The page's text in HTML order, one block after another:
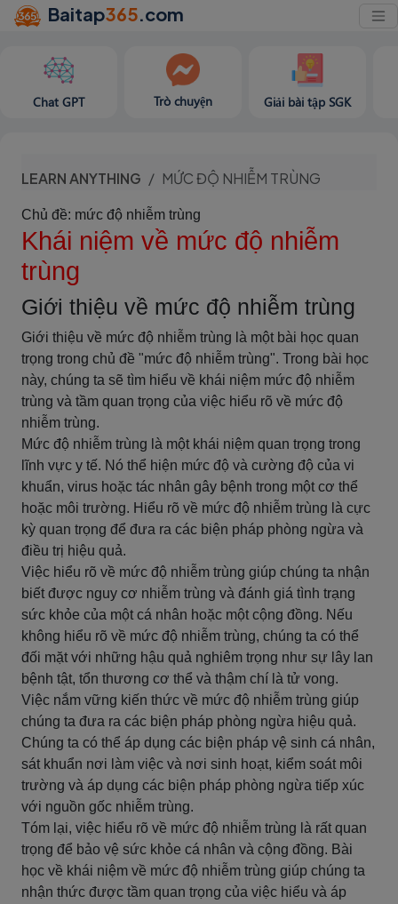
Baitap365.com
Chat GPT Trò chuyện Giải bài tập SGK
LEARN ANYTHING MỨC ĐỘ NHIỄM TRÙNG
Chủ đề: mức độ nhiễm trùng
Khái niệm về mức độ nhiễm
trùng
Giới thiệu về mức độ nhiễm trùng
Giới thiệu về mức độ nhiễm trùng là một bài học quan
trọng trong chủ đề "mức độ nhiễm trùng". Trong bài học
này, chúng ta sẽ tìm hiểu về khái niệm mức độ nhiễm
trùng và tầm quan trọng của việc hiểu rõ về mức độ
nhiễm trùng.
Mức độ nhiễm trùng là một khái niệm quan trọng trong
lĩnh vực y tế. Nó thể hiện mức độ và cường độ của vi
khuẩn, virus hoặc tác nhân gây bệnh trong một cơ thể
hoặc môi trường. Hiểu rõ về mức độ nhiễm trùng là cực
kỳ quan trọng để đưa ra các biện pháp phòng ngừa và
điều trị hiệu quả.
Việc hiểu rõ về mức độ nhiễm trùng giúp chúng ta nhận
biết được nguy cơ nhiễm trùng và đánh giá tình trạng
sức khỏe của một cá nhân hoặc một cộng đồng. Nếu
không hiểu rõ về mức độ nhiễm trùng, chúng ta có thể
đối mặt với những hậu quả nghiêm trọng như sự lây lan
bệnh tật, tổn thương cơ thể và thậm chí là tử vong.
Việc nắm vững kiến thức về mức độ nhiễm trùng giúp
chúng ta đưa ra các biện pháp phòng ngừa hiệu quả.
Chúng ta có thể áp dụng các biện pháp vệ sinh cá nhân,
sát khuẩn nơi làm việc và nơi sinh hoạt, kiểm soát môi
trường và áp dụng các biện pháp phòng ngừa tiếp xúc
với nguồn gốc nhiễm trùng.
Tóm lại, việc hiểu rõ về mức độ nhiễm trùng là rất quan
trọng để bảo vệ sức khỏe cá nhân và cộng đồng. Bài
học về khái niệm về mức độ nhiễm trùng giúp chúng ta
nhận thức được tầm quan trọng của việc hiểu và áp